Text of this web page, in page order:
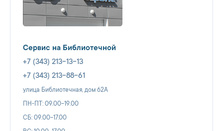
Сервис на Библиотечной
+7 (343) 213-13-13
+7 (343) 213-88-61
улица Библиотечная, дом 62А
ПН-ПТ: 09.00-19.00
СБ: 09.00-17.00